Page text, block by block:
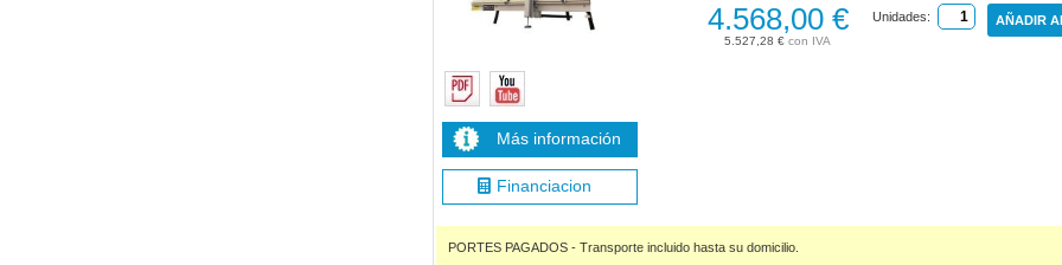
Más información
Financiacion
5.527,28 €
4.568,00 € Unidades: AÑADIR
PORTES PAGADOS - Transporte incluido hasta su domicilio.